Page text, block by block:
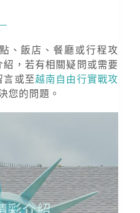
、飯店、餐廳或行程攻
，若有相關疑問或需要
言或至越南自由行實戰攻
您的問題。